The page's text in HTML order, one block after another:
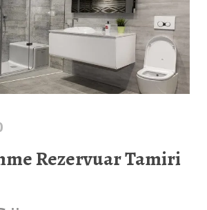
Rezervuar Tamiri